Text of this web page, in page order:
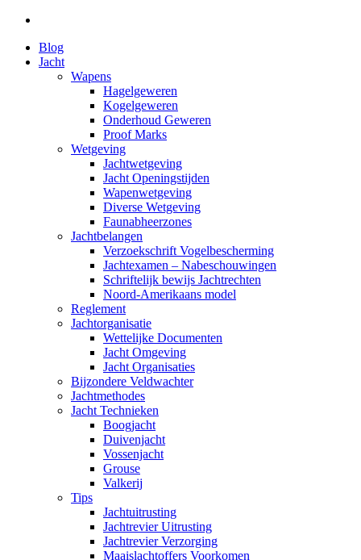
Blog
Jacht
Wapens
Hagelgeweren
Kogelgeweren
Onderhoud Geweren
Proof Marks
Wetgeving
Jachtwetgeving
Jacht Openingstijden
Wapenwetgeving
Diverse Wetgeving
Faunabheerzones
Jachtbelangen
Verzoekschrift Vogelbescherming
Jachtexamen – Nabeschouwingen
Schriftelijk bewijs Jachtrechten
Noord-Amerikaans model
Reglement
Jachtorganisatie
Wettelijke Documenten
Jacht Omgeving
Jacht Organisaties
Bijzondere Veldwachter
Jachtmethodes
Jacht Technieken
Boogjacht
Duivenjacht
Vossenjacht
Grouse
Valkerij
Tips
Jachtuitrusting
Jachtrevier Uitrusting
Jachtrevier Verzorging
Maaislachtoffers Voorkomen